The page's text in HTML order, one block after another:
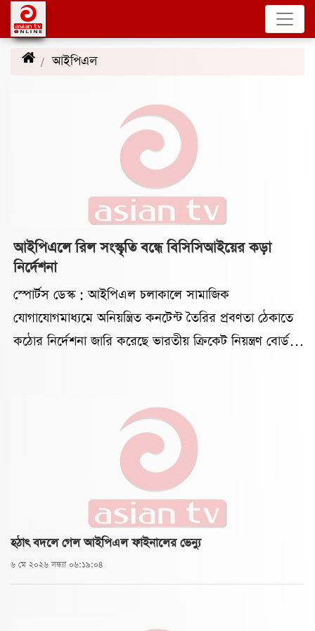
আইপিএল
আইপিএলে রিল সংস্কৃতি বন্ধে বিসিসিআইয়ের কড়া
নির্দেশনা
স্পোর্টস ডেস্ক : আইপিএল চলাকালে সামাজিক
যোগাযোগমাধ্যমে অনিয়ন্ত্রিত কনটেন্ট তৈরির প্রবণতা ঠেকাতে
কঠোর নির্দেশনা জারি করেছে ভারতীয় ক্রিকেট নিয়ন্ত্রণ বোর্ড
এবং ফ্র্যাঞ্চাইজির আশপাশে কাজ করা কনটেন্ট নির্মাতারাও
থাকছেন নজরদারিতে।বোর্ড জানিয়েছে, এখন থেকে টুর্নামেন্ট
চলাকালে যত্রতত্র ছবি বা ভিডিও ধারণ এবং পোস্ট করা
নিরুৎসাহিত করা হবে। বিশেষ করে রিল বা পর্দার আড়ালের
ভিডিও কনটেন্টের মাধ্যমে সংবেদনশীল তথ্য ফাঁস হওয়ার
আশঙ্কা থেকেই এই পদক্ষেপ নেওয়া হয়েছে।ভারতীয়
সংবাদমাধ্যম দ্য টাইমস অব ইন্ডিয়াকে বিসিসিআইয়ের একটি
সূত্র জানায়, চলতি মৌসুমেই কয়েকজন ধারাভাষ্যকারের
হঠাৎ বদলে গেল আইপিএল ফাইনালের ভেন্যু
৬ মে ২০২৬ সন্ধ্যা ০৬:১৯:০৪